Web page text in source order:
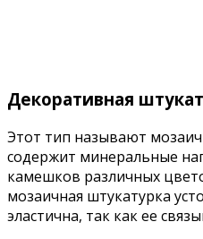
Декоративная
Этот тип называют
содержит минеральные
камешков различных
мозаичная штукатурка
эластична, так как ее